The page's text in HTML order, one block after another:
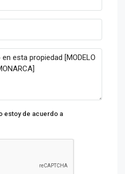
estoy de acuerdo a